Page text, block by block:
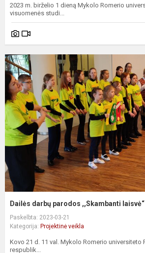
2023 m. birželio 1 dieną Mykolo Romerio
visuomenės studi...
Dailės darbų parodos ,,Skambanti
Paskelbta: 2023-03-21
Kategorija: Projektinė veikla
Kovo 21 d. 11 val. Mykolo Romerio universiteto
respublik...